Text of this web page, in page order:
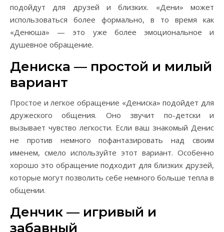
подойдут для друзей и близких. «Дени» может
использоваться более формально, в то время как
«Денюша» — это уже более эмоциональное и
душевное обращение.
Дениска — простой и милый
вариант
Простое и легкое обращение «Дениска» подойдет для
дружеского общения. Оно звучит по-детски и
вызывает чувство легкости. Если ваш знакомый Денис
не против немного пофантазировать над своим
именем, смело используйте этот вариант. Особенно
хорошо это обращение подходит для близких друзей,
которые могут позволить себе немного больше тепла в
общении.
Денчик — игривый и
забавный